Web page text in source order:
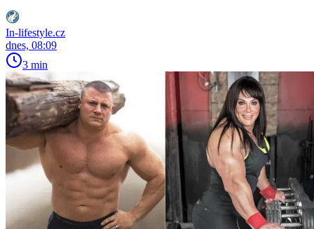
In-lifestyle.cz
dnes, 08:09
3 min